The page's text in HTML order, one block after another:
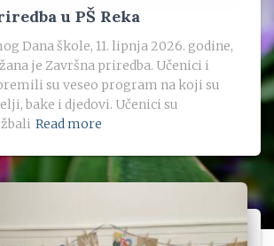
u PŠ Reka
Dana škole, 11. lipnja 2026. godine,
je Završna priredba. Učenici i
su veseo program na koji su
bake i djedovi. Učenici su
Read more